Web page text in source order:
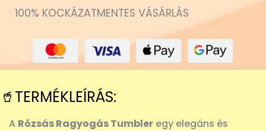
100% KOCKÁZATMENTES VÁSÁRLÁS
🥤TERMÉKLEÍRÁS:
A Rózsás Ragyogás Tumbler egy elegáns és